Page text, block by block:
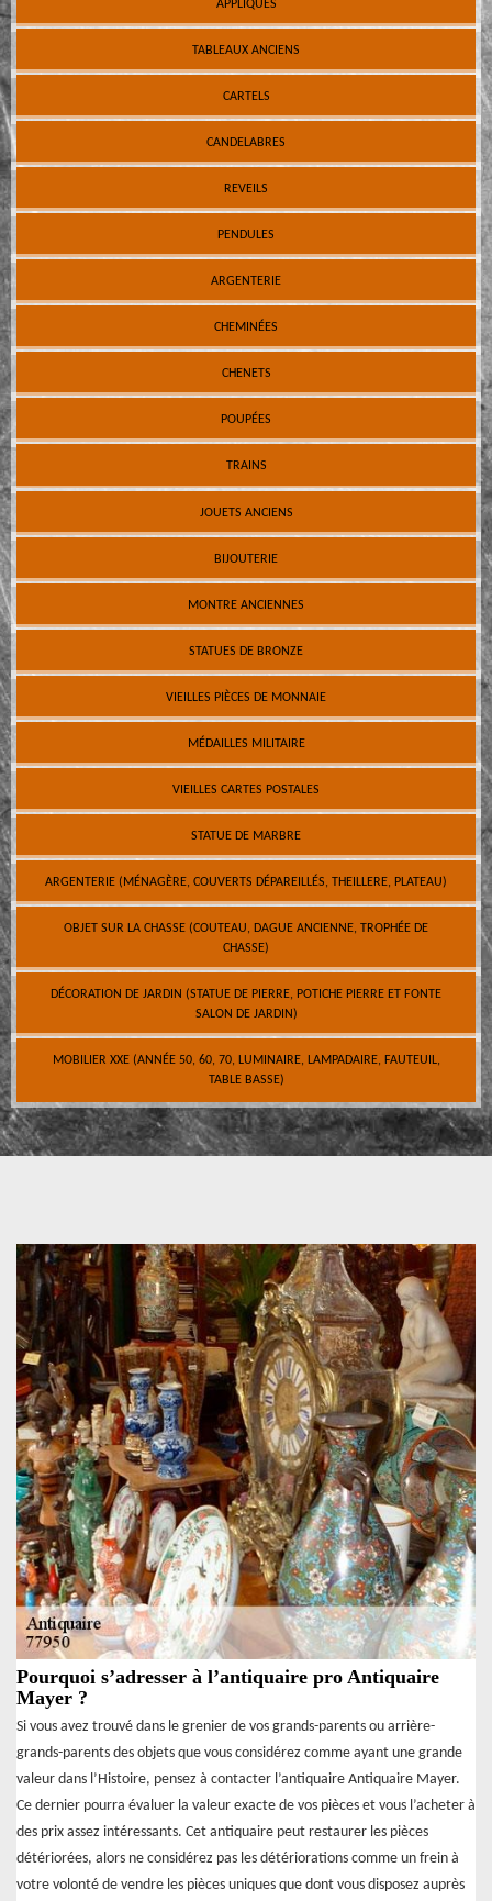
APPLIQUES
TABLEAUX ANCIENS
CARTELS
CANDELABRES
REVEILS
PENDULES
ARGENTERIE
CHEMINÉES
CHENETS
POUPÉES
TRAINS
JOUETS ANCIENS
BIJOUTERIE
MONTRE ANCIENNES
STATUES DE BRONZE
VIEILLES PIÈCES DE MONNAIE
MÉDAILLES MILITAIRE
VIEILLES CARTES POSTALES
STATUE DE MARBRE
ARGENTERIE (MÉNAGÈRE, COUVERTS DÉPAREILLÉS, THEILLERE, PLATEAU)
OBJET SUR LA CHASSE (COUTEAU, DAGUE ANCIENNE, TROPHÉE DE
CHASSE)
DÉCORATION DE JARDIN (STATUE DE PIERRE, POTICHE PIERRE ET FONTE
SALON DE JARDIN)
MOBILIER XXE (ANNÉE 50, 60, 70, LUMINAIRE, LAMPADAIRE, FAUTEUIL,
TABLE BASSE)
Pourquoi s’adresser à l’antiquaire pro Antiquaire
Mayer ?
Si vous avez trouvé dans le grenier de vos grands-parents ou arrière-
grands-parents des objets que vous considérez comme ayant une grande
valeur dans l’Histoire, pensez à contacter l’antiquaire Antiquaire Mayer.
Ce dernier pourra évaluer la valeur exacte de vos pièces et vous l’acheter à
des prix assez intéressants. Cet antiquaire peut restaurer les pièces
détériorées, alors ne considérez pas les détériorations comme un frein à
votre volonté de vendre les pièces uniques que dont vous disposez auprès